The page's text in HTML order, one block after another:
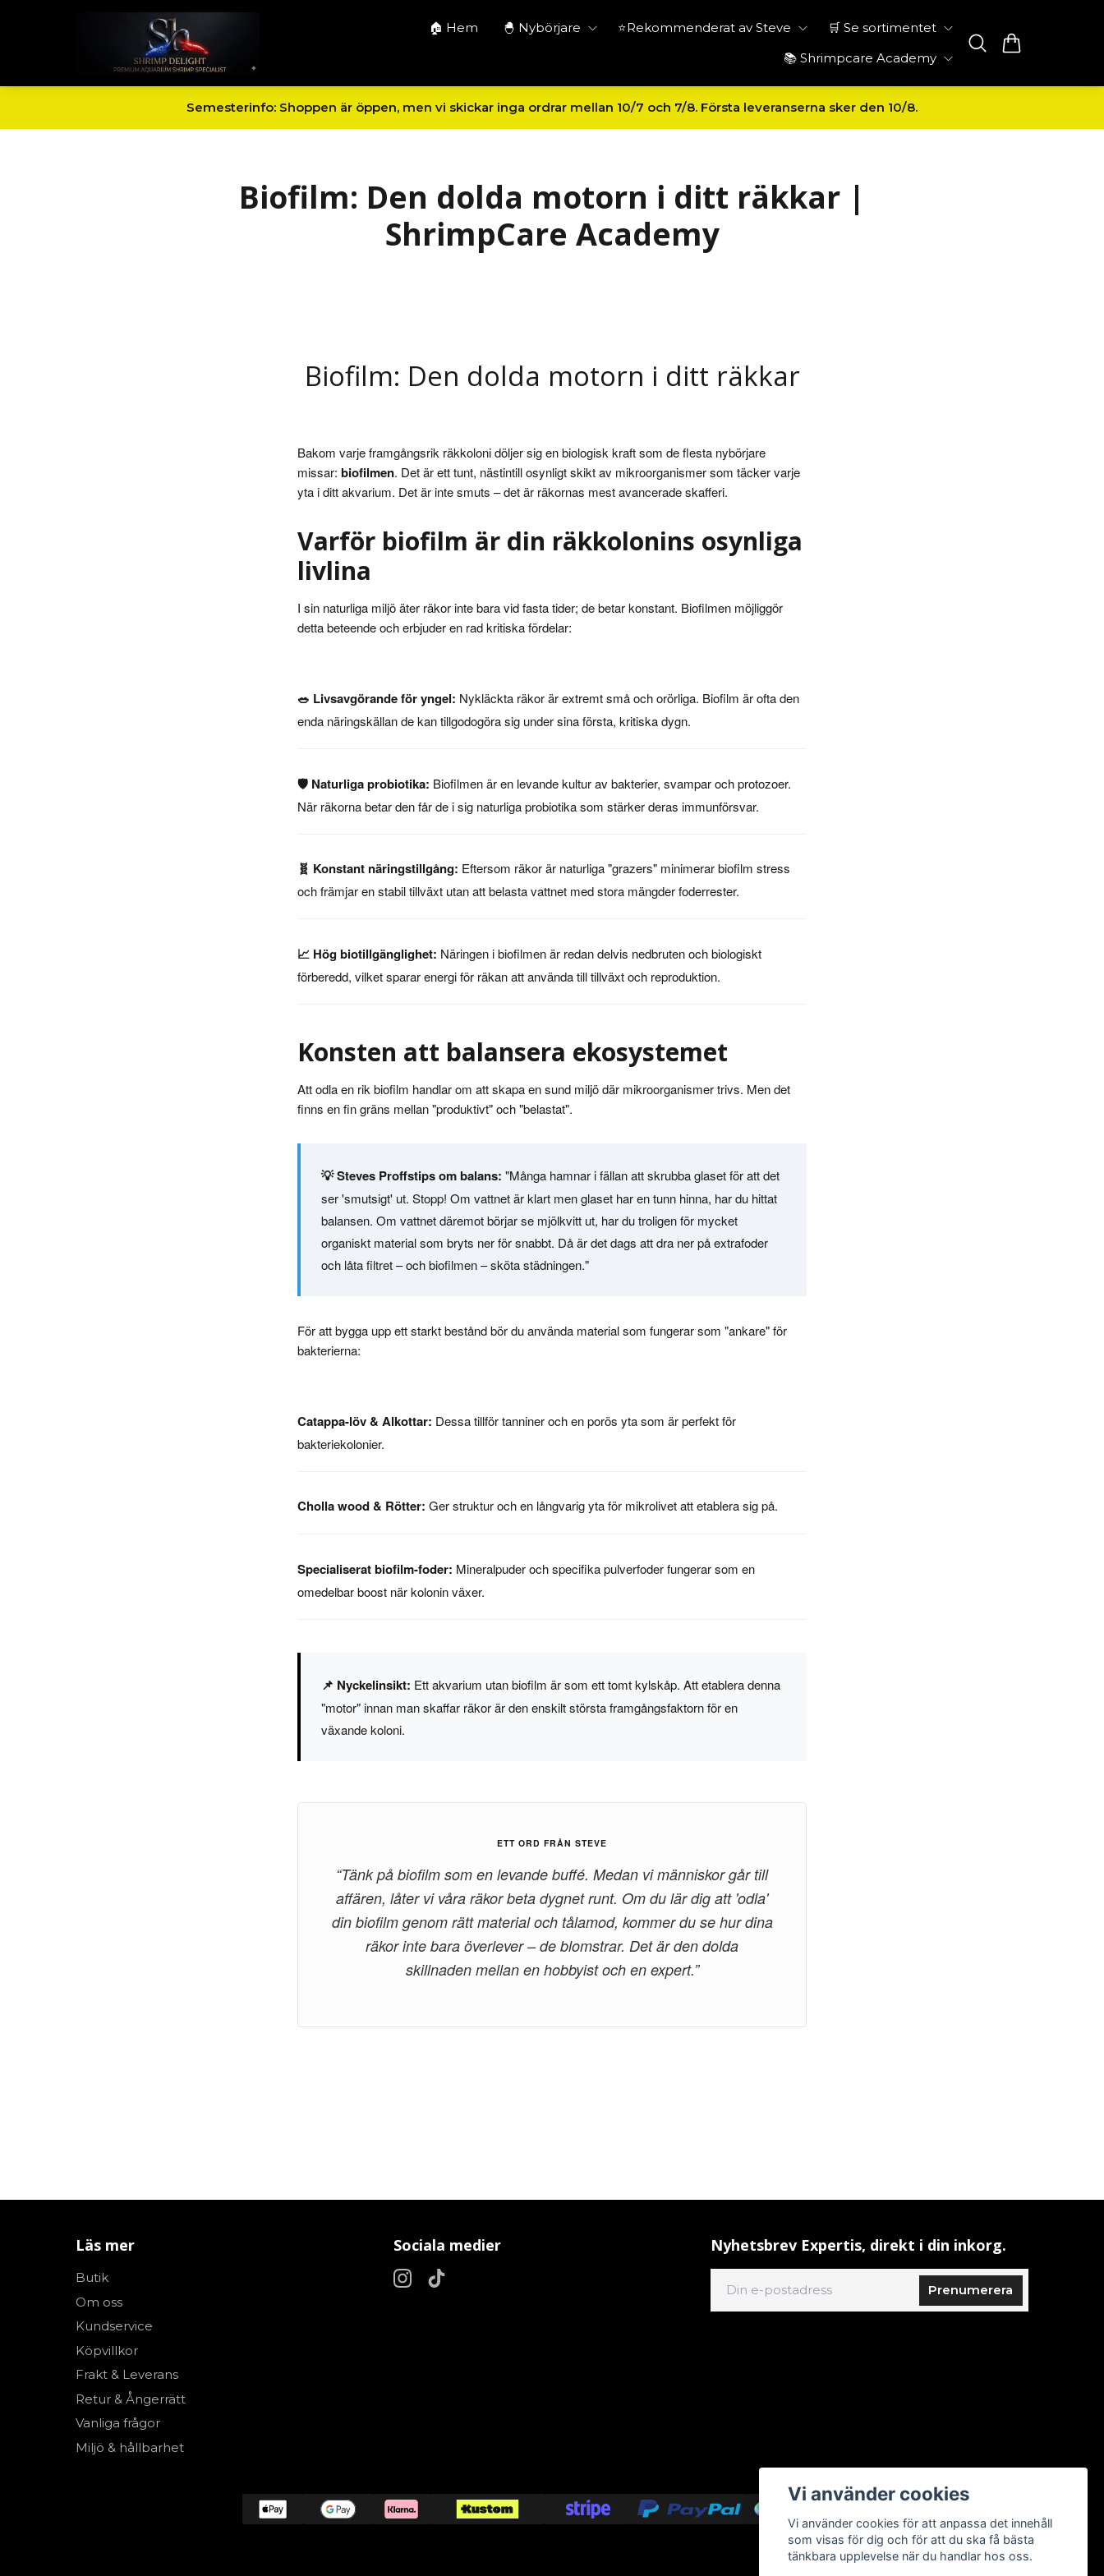
🏠 Hem 🐣 Nybörjare ⭐Rekommenderat av Steve
🛒 Se sortimentet
📚 Shrimpcare Academy
Semesterinfo: Shoppen är öppen, men vi skickar inga ordrar mellan 10/7 och 7/8. Första leveranserna sker den 10/8.
Biofilm: Den dolda motorn i ditt räkkar |
ShrimpCare Academy
Biofilm: Den dolda motorn i ditt räkkar
Bakom varje framgångsrik räkkoloni döljer sig en biologisk kraft som de flesta nybörjare
missar: biofilmen. Det är ett tunt, nästintill osynligt skikt av mikroorganismer som täcker varje
yta i ditt akvarium. Det är inte smuts – det är räkornas mest avancerade skafferi.
Varför biofilm är din räkkolonins osynliga
livlina
I sin naturliga miljö äter räkor inte bara vid fasta tider; de betar konstant. Biofilmen möjliggör
detta beteende och erbjuder en rad kritiska fördelar:
🥗 Livsavgörande för yngel: Nykläckta räkor är extremt små och orörliga. Biofilm är ofta den
enda näringskällan de kan tillgodogöra sig under sina första, kritiska dygn.
🛡️ Naturliga probiotika: Biofilmen är en levande kultur av bakterier, svampar och protozoer.
När räkorna betar den får de i sig naturliga probiotika som stärker deras immunförsvar.
🧬 Konstant näringstillgång: Eftersom räkor är naturliga "grazers" minimerar biofilm stress
och främjar en stabil tillväxt utan att belasta vattnet med stora mängder foderrester.
📈 Hög biotillgänglighet: Näringen i biofilmen är redan delvis nedbruten och biologiskt
förberedd, vilket sparar energi för räkan att använda till tillväxt och reproduktion.
Konsten att balansera ekosystemet
Att odla en rik biofilm handlar om att skapa en sund miljö där mikroorganismer trivs. Men det
finns en fin gräns mellan "produktivt" och "belastat".
💡 Steves Proffstips om balans: "Många hamnar i fällan att skrubba glaset för att det
ser 'smutsigt' ut. Stopp! Om vattnet är klart men glaset har en tunn hinna, har du hittat
balansen. Om vattnet däremot börjar se mjölkvitt ut, har du troligen för mycket
organiskt material som bryts ner för snabbt. Då är det dags att dra ner på extrafoder
och låta filtret – och biofilmen – sköta städningen."
För att bygga upp ett starkt bestånd bör du använda material som fungerar som "ankare" för
bakterierna:
Catappa-löv & Alkottar: Dessa tillför tanniner och en porös yta som är perfekt för
bakteriekolonier.
Cholla wood & Rötter: Ger struktur och en långvarig yta för mikrolivet att etablera sig på.
Specialiserat biofilm-foder: Mineralpuder och specifika pulverfoder fungerar som en
omedelbar boost när kolonin växer.
📌 Nyckelinsikt: Ett akvarium utan biofilm är som ett tomt kylskåp. Att etablera denna
"motor" innan man skaffar räkor är den enskilt största framgångsfaktorn för en
växande koloni.
ETT ORD FRÅN STEVE
“Tänk på biofilm som en levande buffé. Medan vi människor går till
affären, låter vi våra räkor beta dygnet runt. Om du lär dig att 'odla'
din biofilm genom rätt material och tålamod, kommer du se hur dina
räkor inte bara överlever – de blomstrar. Det är den dolda
skillnaden mellan en hobbyist och en expert.”
Läs mer
Butik
Om oss
Kundservice
Köpvillkor
Frakt & Leverans
Retur & Ångerrätt
Vanliga frågor
Miljö & hållbarhet
Sociala medier Nyhetsbrev Expertis, direkt i din inkorg.
Prenumerera
Vi använder cookies
Vi använder cookies för att anpassa det innehåll
som visas för dig och för att du ska få bästa
tänkbara upplevelse när du handlar hos oss.